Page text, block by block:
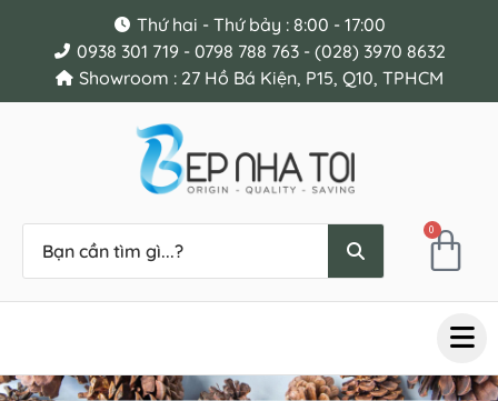
Thứ hai - Thứ bảy : 8:00 - 17:00
0938 301 719 - 0798 788 763 - (028) 3970 8632
Showroom : 27 Hồ Bá Kiện, P15, Q10, TPHCM
0